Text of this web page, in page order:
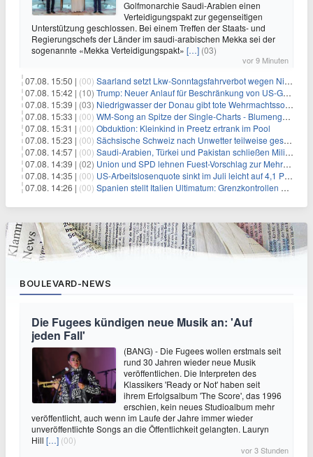
Golfmonarchie Saudi-Arabien einen
Verteidigungspakt zur gegenseitigen
Unterstützung geschlossen. Bei einem Treffen der Staats- und
Regierungschefs der Länder im saudi-arabischen Mekka sei der
sogenannte «Mekka Verteidigungspakt» […] (03)
vor 9 Minuten
07.08. 15:50 | (00) Saarland setzt Lkw-Sonntagsfahrverbot wegen Niedrigwasser aus
07.08. 15:42 | (10) Trump: Neuer Anlauf für Beschränkung von US-Geburtsrecht
07.08. 15:39 | (03) Niedrigwasser der Donau gibt tote Wehrmachtssoldaten frei
07.08. 15:33 | (00) WM-Song an Spitze der Single-Charts - Blumengarten auf Platz zwei
07.08. 15:31 | (00) Obduktion: Kleinkind in Preetz ertrank im Pool
07.08. 15:23 | (00) Sächsische Schweiz nach Unwetter teilweise gesperrt
07.08. 14:57 | (00) Saudi-Arabien, Türkei und Pakistan schließen Militärbündnis
07.08. 14:39 | (02) Union und SPD lehnen Fuest-Vorschlag zur Mehrwertsteuer ab
07.08. 14:35 | (00) US-Arbeitslosenquote sinkt im Juli leicht auf 4,1 Prozent
07.08. 14:26 | (00) Spanien stellt Italien Ultimatum: Grenzkontrollen beenden
BOULEVARD-NEWS
Die Fugees kündigen neue Musik an: 'Auf
jeden Fall'
(BANG) - Die Fugees wollen erstmals seit
rund 30 Jahren wieder neue Musik
veröffentlichen. Die Interpreten des
Klassikers 'Ready or Not' haben seit
ihrem Erfolgsalbum 'The Score', das 1996
erschien, kein neues Studioalbum mehr
veröffentlicht, auch wenn im Laufe der Jahre immer wieder
unveröffentlichte Songs an die Öffentlichkeit gelangten. Lauryn
Hill […] (00)
vor 3 Stunden